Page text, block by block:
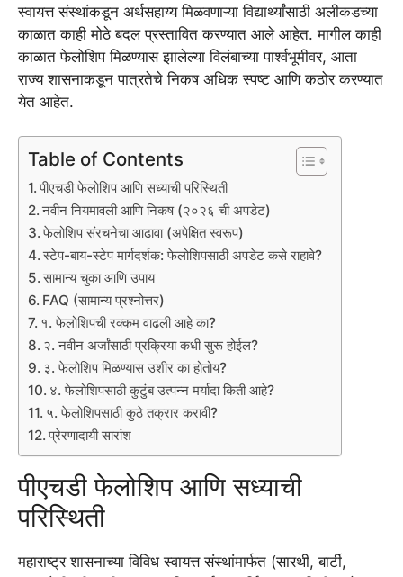
स्वायत्त संस्थांकडून अर्थसहाय्य मिळवणाऱ्या विद्यार्थ्यांसाठी अलीकडच्या
काळात काही मोठे बदल प्रस्तावित करण्यात आले आहेत. मागील काही
काळात फेलोशिप मिळण्यास झालेल्या विलंबाच्या पार्श्वभूमीवर, आता
राज्य शासनाकडून पात्रतेचे निकष अधिक स्पष्ट आणि कठोर करण्यात
येत आहेत.
Table of Contents
पीएचडी फेलोशिप आणि सध्याची परिस्थिती
नवीन नियमावली आणि निकष (२०२६ ची अपडेट)
फेलोशिप संरचनेचा आढावा (अपेक्षित स्वरूप)
स्टेप-बाय-स्टेप मार्गदर्शक: फेलोशिपसाठी अपडेट कसे राहावे?
सामान्य चुका आणि उपाय
FAQ (सामान्य प्रश्नोत्तर)
१. फेलोशिपची रक्कम वाढली आहे का?
२. नवीन अर्जांसाठी प्रक्रिया कधी सुरू होईल?
३. फेलोशिप मिळण्यास उशीर का होतोय?
४. फेलोशिपसाठी कुटुंब उत्पन्न मर्यादा किती आहे?
५. फेलोशिपसाठी कुठे तक्रार करावी?
प्रेरणादायी सारांश
पीएचडी फेलोशिप आणि सध्याची
परिस्थिती
महाराष्ट्र शासनाच्या विविध स्वायत्त संस्थांमार्फत (सारथी, बार्टी,